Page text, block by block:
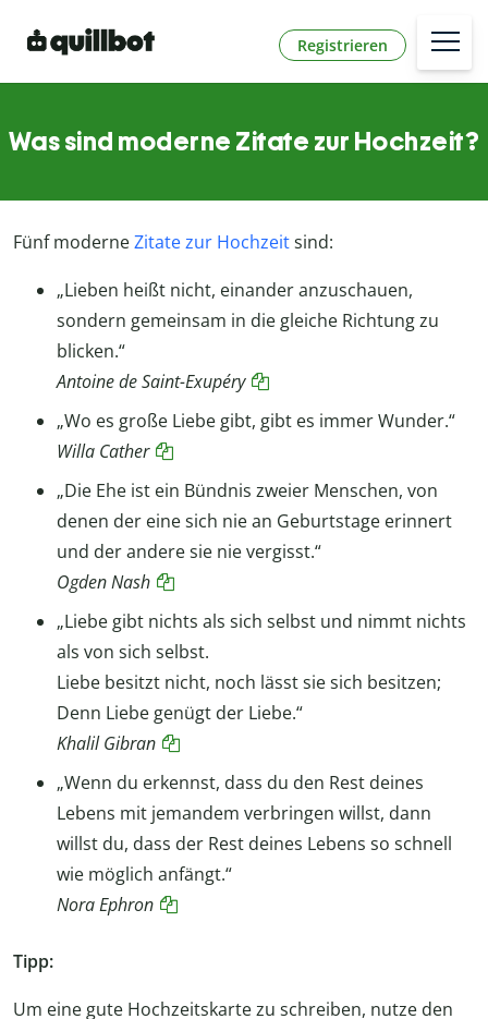
Registrieren
Was sind moderne Zitate zur Hochzeit?
Fünf moderneZitate zur Hochzeitsind:
„Lieben heißt nicht, einander anzuschauen,
sondern gemeinsam in die gleiche Richtung zu
blicken.“
Antoine de Saint-Exupéry
„​​Wo es große Liebe gibt, gibt es immer Wunder.“
Willa Cather
„Die Ehe ist ein Bündnis zweier Menschen, von
denen der eine sich nie an Geburtstage erinnert
und der andere sie nie vergisst.“
Ogden Nash
„Liebe gibt nichts als sich selbst und nimmt nichts
als von sich selbst.
Liebe besitzt nicht, noch lässt sie sich besitzen;
Denn Liebe genügt der Liebe.“
Khalil Gibran
„Wenn du erkennst, dass du den Rest deines
Lebens mit jemandem verbringen willst, dann
willst du, dass der Rest deines Lebens so schnell
wie möglich anfängt.“
Nora Ephron
Tipp:
Um eine gute Hochzeitskarte zu schreiben, nutze den